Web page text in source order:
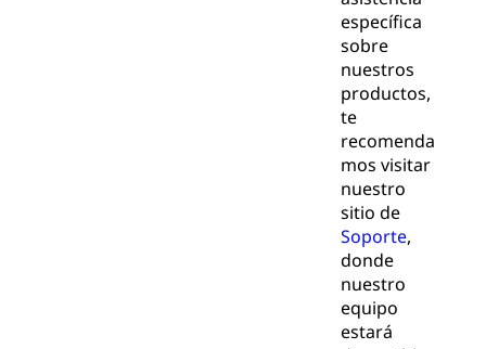
específica
sobre
nuestros
productos,
te
recomenda
mos visitar
nuestro
sitio de
Soporte,
donde
nuestro
equipo
estará